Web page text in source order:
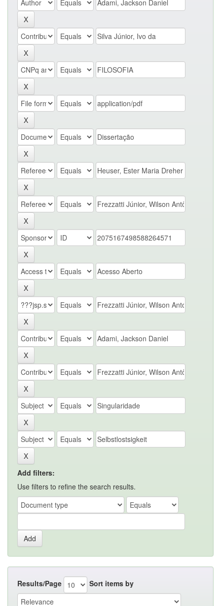
Add filters:
Use filters to refine the search results.
Results/Page Sort items by